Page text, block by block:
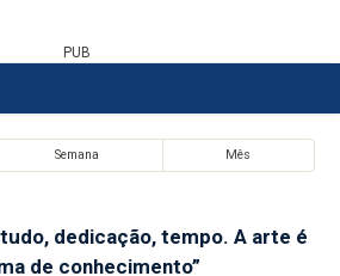
PUB
Semana Mês
dedicação, tempo. A arte é
de conhecimento”